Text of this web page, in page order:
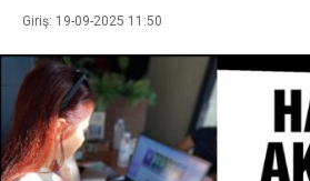
Giriş: 19-09-2025 11:50